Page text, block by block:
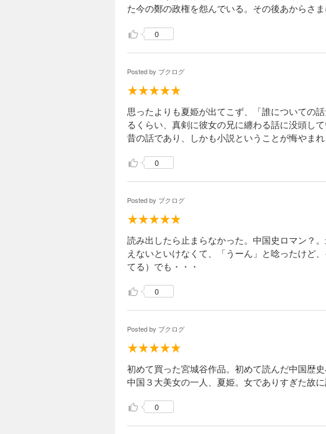
た今の鄭の政権を怨んでいる。その後あからさ
0
Posted by ブクログ
思ったよりも夏姫が出てこず、「誰についての
るくらい、真剣に彼女の兄に纏わる話に没頭して
昔の話であり、しかも小説ということが悔やまれ
0
Posted by ブクログ
読み出したら止まらなかった。中国史ロマン？
えないといけなくて、「うーん」と唸ったけど
てる）でも・・・
0
Posted by ブクログ
初めて買った宮城谷作品。初めて読んだ中国歴
中国３大美女の一人、夏姫。女でありすぎた故
0